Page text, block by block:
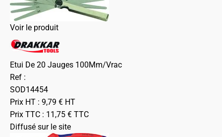
Voir le produit
Etui De 20 Jauges 100Mm/Vrac
Ref :
SOD14454
Prix HT : 9,79 € HT
Prix TTC : 11,75 € TTC
Diffusé sur le site